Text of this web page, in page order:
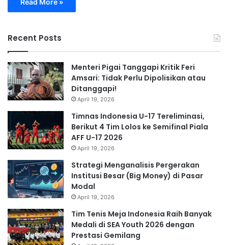
Read More »
Recent Posts
Menteri Pigai Tanggapi Kritik Feri
Amsari: Tidak Perlu Dipolisikan atau
Ditanggapi!
April 19, 2026
Timnas Indonesia U-17 Tereliminasi,
Berikut 4 Tim Lolos ke Semifinal Piala
AFF U-17 2026
April 19, 2026
Strategi Menganalisis Pergerakan
Institusi Besar (Big Money) di Pasar
Modal
April 19, 2026
Tim Tenis Meja Indonesia Raih Banyak
Medali di SEA Youth 2026 dengan
Prestasi Gemilang